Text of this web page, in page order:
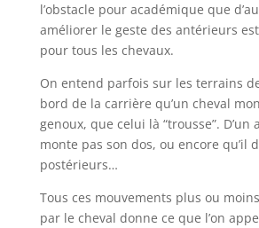
l’obstacle pour académique que
améliorer le geste des antérieurs
pour tous les chevaux.
On entend parfois sur les terrains
bord de la carrière qu’un cheval
genoux, que celui là “trousse”. D’un
monte pas son dos, ou encore qu’il
postérieurs…
Tous ces mouvements plus ou
par le cheval donne ce que l’on